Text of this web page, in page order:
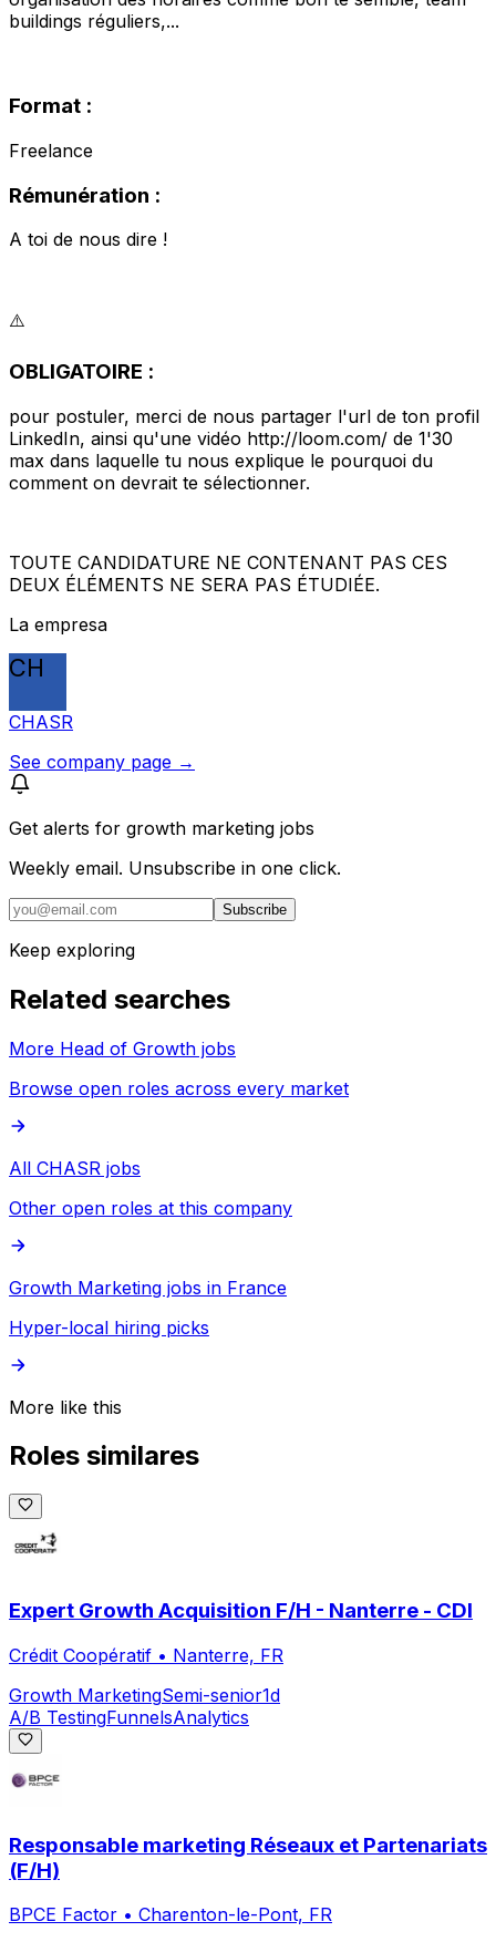
buildings réguliers,...
Format :
Freelance
Rémunération :
A toi de nous dire !
⚠️
OBLIGATOIRE :
pour postuler, merci de nous partager l'url de ton profil
LinkedIn, ainsi qu'une vidéo http://loom.com/ de 1'30
max dans laquelle tu nous explique le pourquoi du
comment on devrait te sélectionner.
TOUTE CANDIDATURE NE CONTENANT PAS CES
DEUX ÉLÉMENTS NE SERA PAS ÉTUDIÉE.
La empresa
CH
CHASR
See company page →
Get alerts for growth marketing jobs
Weekly email. Unsubscribe in one click.
Subscribe
Keep exploring
Related searches
More Head of Growth jobs
Browse open roles across every market
All CHASR jobs
Other open roles at this company
Growth Marketing jobs in France
Hyper-local hiring picks
More like this
Roles similares
Expert Growth Acquisition F/H - Nanterre - CDI
Crédit Coopératif • Nanterre, FR
Growth MarketingSemi-senior1d
A/B TestingFunnelsAnalytics
Responsable marketing Réseaux et Partenariats
(F/H)
BPCE Factor • Charenton-le-Pont, FR